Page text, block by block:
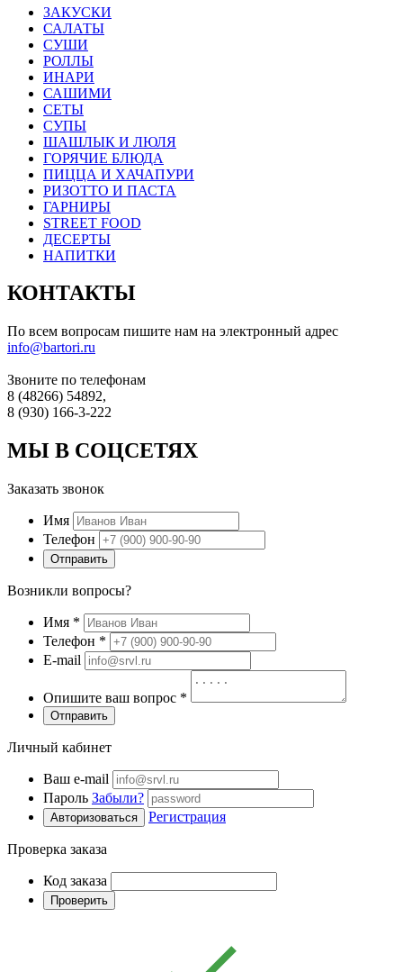
ЗАКУСКИ
САЛАТЫ
СУШИ
РОЛЛЫ
ИНАРИ
САШИМИ
СЕТЫ
СУПЫ
ШАШЛЫК И ЛЮЛЯ
ГОРЯЧИЕ БЛЮДА
ПИЦЦА И ХАЧАПУРИ
РИЗОТТО И ПАСТА
ГАРНИРЫ
STREET FOOD
ДЕСЕРТЫ
НАПИТКИ
КОНТАКТЫ
По всем вопросам пишите нам на электронный адрес
info@bartori.ru
Звоните по телефонам
8 (48266) 54892,
8 (930) 166-3-222
МЫ В СОЦСЕТЯХ
Заказать звонок
Имя
Телефон
Отправить
Возникли вопросы?
Имя *
Телефон *
E-mail
Опишите ваш вопрос *
Отправить
Личный кабинет
Ваш e-mail
Пароль Забыли?
Авторизоваться Регистрация
Проверка заказа
Код заказа
Проверить